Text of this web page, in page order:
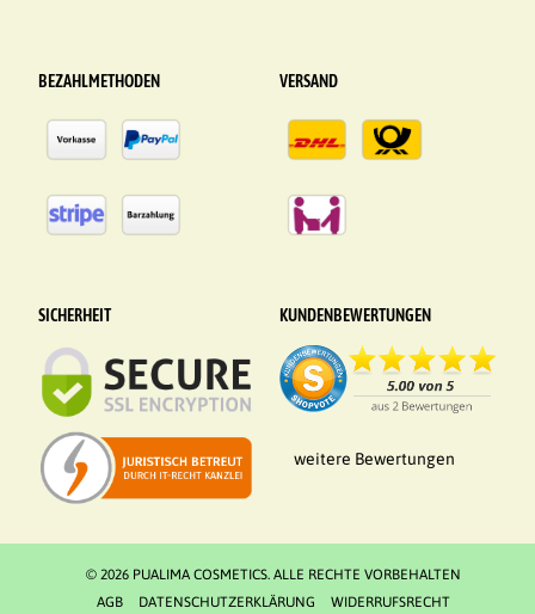
BEZAHLMETHODEN VERSAND
SICHERHEIT KUNDENBEWERTUNGEN
weitere Bewertungen
© 2026 PUALIMA COSMETICS. ALLE RECHTE VORBEHALTEN
AGB
DATENSCHUTZERKLÄRUNG WIDERRUFSRECHT